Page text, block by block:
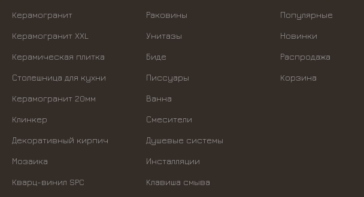
Керамогранит
Керамогранит XXL
Керамическая плитка
Столешница для кухни
Керамогранит 20мм
Клинкер
Декоративный кирпич
Мозаика
Кварц-винил SPC
Раковины
Унитазы
Биде
Писсуары
Ванна
Смесители
Душевые системы
Инсталляции
Kлавиша смыва
Популярные
Новинки
Распродажа
Корзина